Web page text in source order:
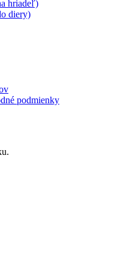
hriadeľ)
diery)
podmienky